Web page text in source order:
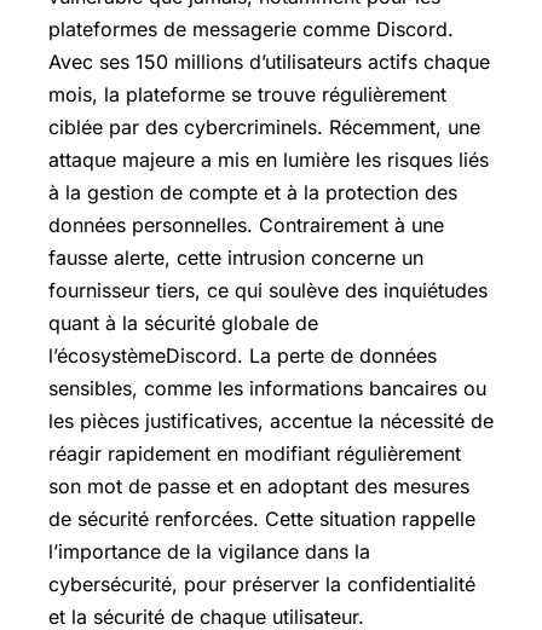
plateformes de messagerie comme Discord.
Avec ses 150 millions d’utilisateurs actifs chaque
mois, la plateforme se trouve régulièrement
ciblée par des cybercriminels. Récemment, une
attaque majeure a mis en lumière les risques liés
à la gestion de compte et à la protection des
données personnelles. Contrairement à une
fausse alerte, cette intrusion concerne un
fournisseur tiers, ce qui soulève des inquiétudes
quant à la sécurité globale de
l’écosystèmeDiscord. La perte de données
sensibles, comme les informations bancaires ou
les pièces justificatives, accentue la nécessité de
réagir rapidement en modifiant régulièrement
son mot de passe et en adoptant des mesures
de sécurité renforcées. Cette situation rappelle
l’importance de la vigilance dans la
cybersécurité, pour préserver la confidentialité
et la sécurité de chaque utilisateur.